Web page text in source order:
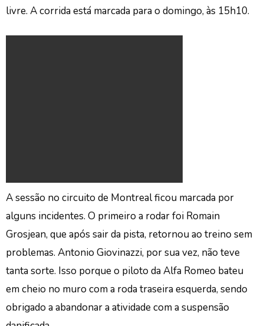
livre. A corrida está marcada para o domingo, às 15h10.
A sessão no circuito de Montreal ficou marcada por
alguns incidentes. O primeiro a rodar foi Romain
Grosjean, que após sair da pista, retornou ao treino sem
problemas. Antonio Giovinazzi, por sua vez, não teve
tanta sorte. Isso porque o piloto da Alfa Romeo bateu
em cheio no muro com a roda traseira esquerda, sendo
obrigado a abandonar a atividade com a suspensão